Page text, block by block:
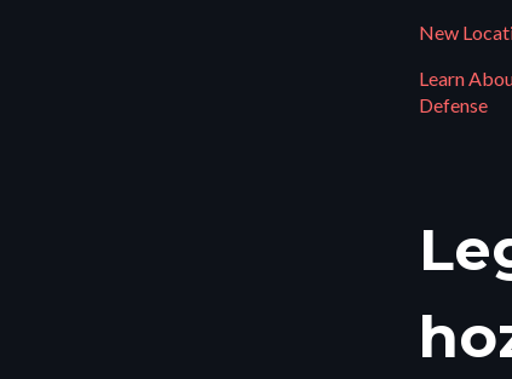
New
Learn
Defense